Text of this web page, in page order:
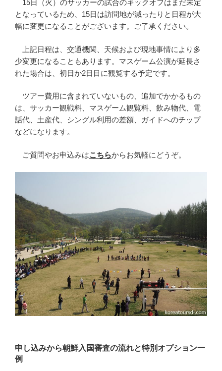
15日（火）のサッカーの試合のキックオフはまだ未定
となっているため、15日は訪問地が減ったりと日程が大
幅に変更になることがございます。ご了承ください。
上記日程は、交通機関、天候および現地事情により多
少変更になることもあります。マスゲーム公演が延長さ
れた場合は、初日か2日目に観覧する予定です。
ツアー費用に含まれていないもの、追加でかかるもの
は、サッカー観戦料、マスゲーム観覧料、飲み物代、電
話代、土産代、シングル利用の差額、ガイドへのチップ
などになります。
ご質問やお申込みはこちらからお気軽にどうぞ。
申し込みから朝鮮入国審査の流れと特別オプション一
例